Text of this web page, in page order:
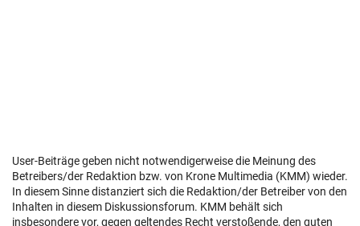
User-Beiträge geben nicht notwendigerweise die Meinung des
Betreibers/der Redaktion bzw. von Krone Multimedia (KMM) wieder.
In diesem Sinne distanziert sich die Redaktion/der Betreiber von den
Inhalten in diesem Diskussionsforum. KMM behält sich
insbesondere vor, gegen geltendes Recht verstoßende, den guten